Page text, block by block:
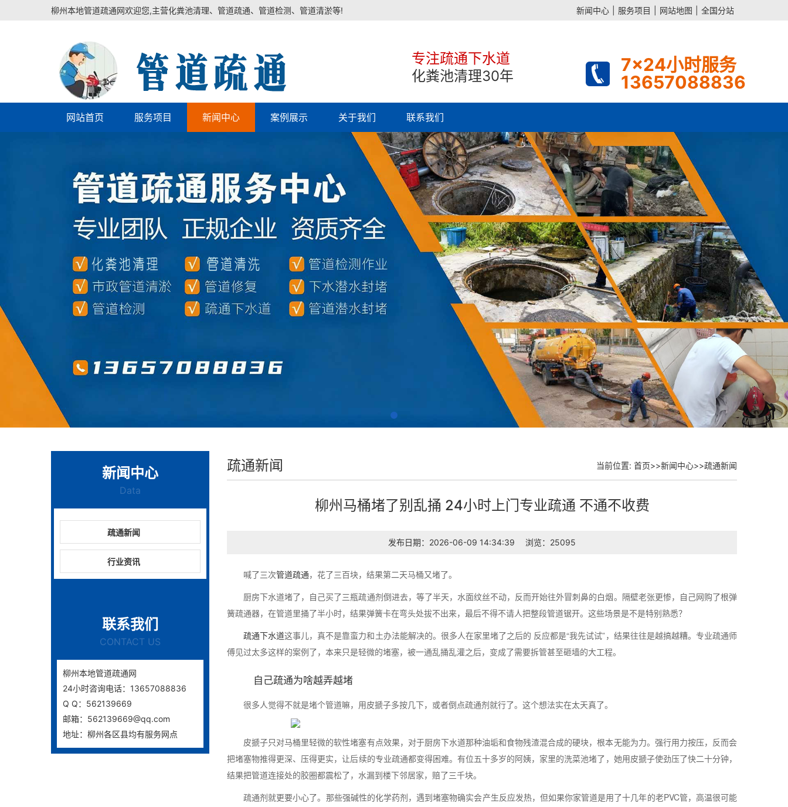
柳州本地管道疏通网欢迎您,主营化粪池清理、管道疏通、管道检测、管道清淤等! 新闻中心 服务项目 网站地图 全国分站
专注疏通下水道
化粪池清理30年
7x24小时服务
13657088836
网站首页 服务项目 新闻中心 案例展示 关于我们 联系我们
新闻中心
Data
疏通新闻
行业资讯
联系我们
CONTACT US
柳州本地管道疏通网
24小时咨询电话：13657088836
Q Q：562139669
邮箱：562139669@qq.com
地址：柳州各区县均有服务网点
疏通新闻 当前位置: 首页>>新闻中心>>疏通新闻
柳州马桶堵了别乱捅 24小时上门专业疏通 不通不收费
发布日期：2026-06-09 14:34:39 浏览：25095
喊了三次管道疏通，花了三百块，结果第二天马桶又堵了。
厨房下水道堵了，自己买了三瓶疏通剂倒进去，等了半天，水面纹丝不动，反而开始往外冒刺鼻的白烟。隔壁老张更惨，自己网购了根弹
簧疏通器，在管道里捅了半小时，结果弹簧卡在弯头处拔不出来，最后不得不请人把整段管道锯开。这些场景是不是特别熟悉？
疏通下水道这事儿，真不是靠蛮力和土办法能解决的。很多人在家里堵了之后的 反应都是“我先试试”，结果往往是越搞越糟。专业疏通师
傅见过太多这样的案例了，本来只是轻微的堵塞，被一通乱捅乱灌之后，变成了需要拆管甚至砸墙的大工程。
自己疏通为啥越弄越堵
很多人觉得不就是堵个管道嘛，用皮搋子多按几下，或者倒点疏通剂就行了。这个想法实在太天真了。
皮搋子只对马桶里轻微的软性堵塞有点效果，对于厨房下水道那种油垢和食物残渣混合成的硬块，根本无能为力。强行用力按压，反而会
把堵塞物推得更深、压得更实，让后续的专业疏通都变得困难。有位五十多岁的阿姨，家里的洗菜池堵了，她用皮搋子使劲压了快二十分钟，
结果把管道连接处的胶圈都震松了，水漏到楼下邻居家，赔了三千块。
疏通剂就更要小心了。那些强碱性的化学药剂，遇到堵塞物确实会产生反应发热，但如果你家管道是用了十几年的老PVC管，高温很可能